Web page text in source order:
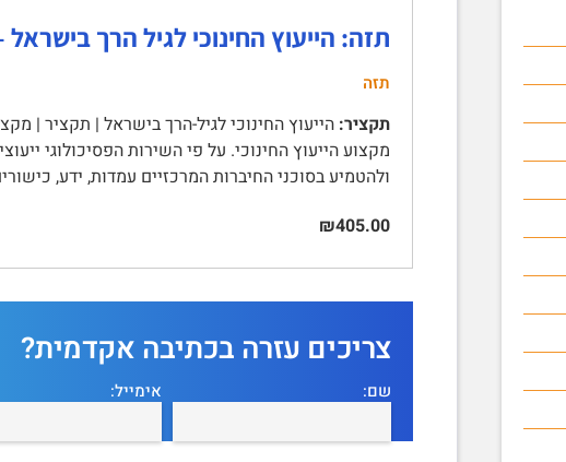
תזה: הייעוץ החינוכי לגיל הרך
תזה
תקציר: הייעוץ החינוכי לגיל-הרך בישראל | תקציר |
מקצוע הייעוץ החינוכי. על פי השירות הפסיכולוגי
ולהטמיע בסוכני החיברות המרכזיים עמדות, ידע,
₪405.00
צריכים עזרה בכתיבה אקדמית?
שם: אימייל: